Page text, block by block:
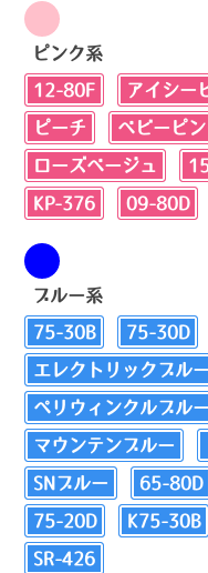
ピンク系
12-80F アイシー
ピーチ ベビーピン
ローズベージュ
KP-376 09-80D
ブルー系
75-30B 75-30D
エレクトリックブルー
ペリウィンクルブルー
マウンテンブルー
SNブルー 65-80D
75-20D K75-30B
SR-426